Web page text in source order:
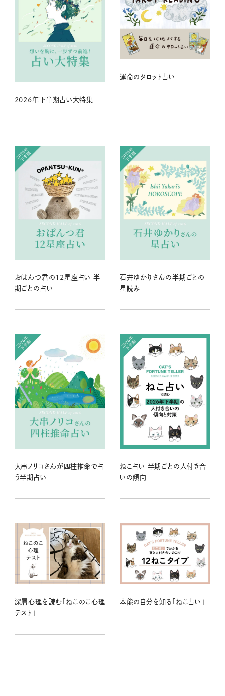
2026年下半期占い大特集
運命のタロット占い
おぱんつ君の12星座占い 半
期ごとの占い
石井ゆかりさんの半期ごとの
星読み
大串ノリコさんが四柱推命で占
う半期占い
ねこ占い 半期ごとの人付き合
いの傾向
深層心理を読む「ねこのこ心理
テスト」
本能の自分を知る「ねこ占い」